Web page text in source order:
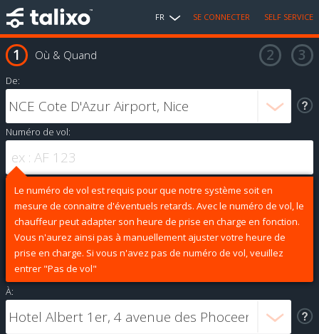
FR SE CONNECTER SELF SERVICE
Où & Quand
De:
Numéro de vol:
Le numéro de vol est requis pour que notre système soit en
mesure de connaitre d'éventuels retards. Avec le numéro de vol, le
chauffeur peut adapter son heure de prise en charge en fonction.
Vous n'aurez ainsi pas à manuellement ajuster votre heure de
prise en charge. Si vous n'avez pas de numéro de vol, veuillez
entrer "Pas de vol"
À: